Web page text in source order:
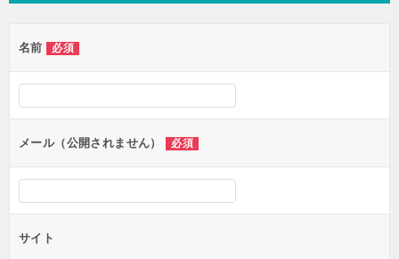
ー
シ
ョ
ン
名前 必須
メール（公開されません） 必須
サイト